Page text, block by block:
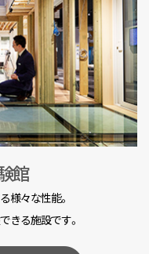
館
様々な性能。
きる施設です。